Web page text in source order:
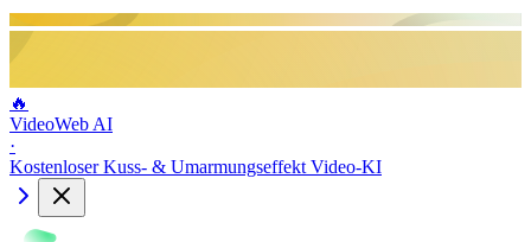
🔥
VideoWeb AI
·
Kostenloser Kuss- & Umarmungseffekt Video-KI